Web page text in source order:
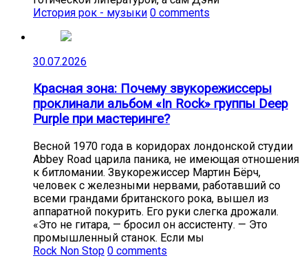
История рок - музыки 0 comments
30.07.2026
Красная зона: Почему звукорежиссеры
проклинали альбом «In Rock» группы Deep
Purple при мастеринге?
Весной 1970 года в коридорах лондонской студии
Abbey Road царила паника, не имеющая отношения
к битломании. Звукорежиссер Мартин Бёрч,
человек с железными нервами, работавший со
всеми грандами британского рока, вышел из
аппаратной покурить. Его руки слегка дрожали.
«Это не гитара, — бросил он ассистенту. — Это
промышленный станок. Если мы
Rock Non Stop 0 comments